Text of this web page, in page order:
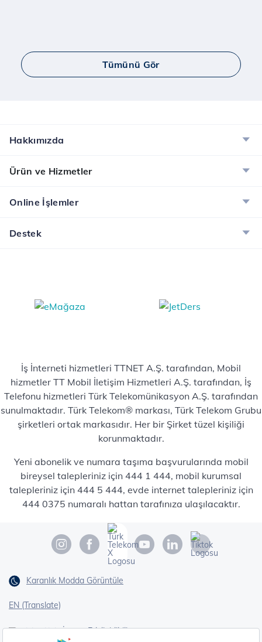
Tümünü Gör
Hakkımızda
Ürün ve Hizmetler
Online İşlemler
Destek
İş İnterneti hizmetleri TTNET A.Ş. tarafından, Mobil
hizmetler TT Mobil İletişim Hizmetleri A.Ş. tarafından, İş
Telefonu hizmetleri Türk Telekomünikasyon A.Ş. tarafından
sunulmaktadır. Türk Telekom® markası, Türk Telekom Grubu
şirketleri ortak markasıdır. Her bir Şirket tüzel kişiliği
korunmaktadır.
Yeni abonelik ve numara taşıma başvurularında mobil
bireysel talepleriniz için 444 1 444, mobil kurumsal
talepleriniz için 444 5 444, evde internet talepleriniz için
444 0375 numaralı hattan tarafınıza ulaşılacaktır.
Karanlık Modda Görüntüle
EN (Translate)
Erişilebilirlik